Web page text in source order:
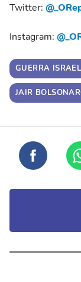
Twitter:
Instagram:
GUERRA
JAIR